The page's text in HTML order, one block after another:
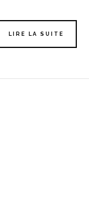
LIRE LA SUITE